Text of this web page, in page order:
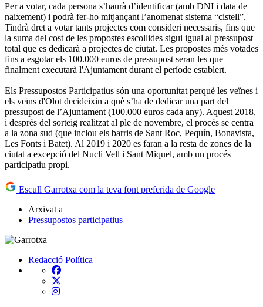
Per a votar, cada persona s’haurà d’identificar (amb DNI i data de
naixement) i podrà fer-ho mitjançant l’anomenat sistema “cistell”.
Tindrà dret a votar tants projectes com consideri necessaris, fins que
la suma del cost de les propostes escollides sigui igual al pressupost
total que es dedicarà a projectes de ciutat. Les propostes més votades
fins a esgotar els 100.000 euros de pressupost seran les que
finalment executarà l'Ajuntament durant el període establert.
Els Pressupostos Participatius són una oportunitat perquè les veïnes i
els veïns d'Olot decideixin a què s’ha de dedicar una part del
pressupost de l’Ajuntament (100.000 euros cada any). Aquest 2018,
i després del sorteig realitzat al ple de novembre, el procés se centra
a la zona sud (que inclou els barris de Sant Roc, Pequín, Bonavista,
Les Fonts i Batet). Al 2019 i 2020 es faran a la resta de zones de la
ciutat a excepció del Nucli Vell i Sant Miquel, amb un procés
participatiu propi.
Escull Garrotxa com la teva font preferida de Google
Arxivat a
Pressupostos participatius
Redacció Política